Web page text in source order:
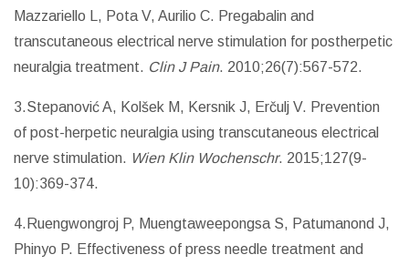
Mazzariello L, Pota V, Aurilio C. Pregabalin and
transcutaneous electrical nerve stimulation for postherpetic
neuralgia treatment. Clin J Pain. 2010;26(7):567-572.
3.Stepanović A, Kolšek M, Kersnik J, Erčulj V. Prevention
of post-herpetic neuralgia using transcutaneous electrical
nerve stimulation. Wien Klin Wochenschr. 2015;127(9-
10):369-374.
4.Ruengwongroj P, Muengtaweepongsa S, Patumanond J,
Phinyo P. Effectiveness of press needle treatment and